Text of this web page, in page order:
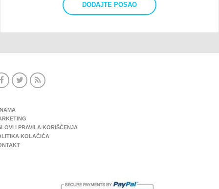
DODAJTE POSAO
I PRAVILA KORIŠĆENJA
KOLAČIĆA